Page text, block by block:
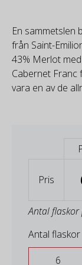
En sammetslen
från Saint-
43% Merlot
Cabernet Franc
vara en av de
Pris
Antal
Antal flaskor